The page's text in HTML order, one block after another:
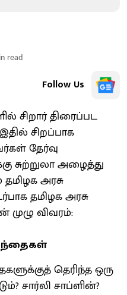
read
Follow Us
சிறார் திரைப்பட
சிறப்பாக
தேர்வு
சுற்றுலா அழைத்து
அரசு
தமிழக அரசு
முழு விவரம்:
தெரிந்த ஒரு
சார்லி சாப்ளின்?